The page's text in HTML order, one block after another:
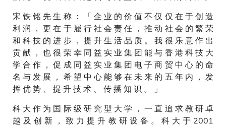
宋 铁 铭 先 生 称 ： 「 企 业 的 价 值 不 仅 仅 在 于 创 造
利 润 ， 更 在 于 履 行 社 会 责 任 ， 推 动 社 会 的 繁 荣
和 科 技 的 进 步 ， 提 升 生 活 品 质 。 我 很 乐 意 作 出
贡 献 ， 也 很 荣 幸 同 益 实 业 集 团 能 与 香 港 科 技 大
学 合 作 ， 促 成 同 益 实 业 集 团 电 子 商 贸 中 心 的 命
名 与 发 展 ， 希 望 中 心 能 够 在 未 来 的 五 年 内 ， 发
挥 优 势 、 提 升 技 术 、 传 播 知 识 。 」
科 大 作 为 国 际 级 研 究 型 大 学 ， 一 直 追 求 教 研 卓
越 及 创 新 ， 致 力 提 升 教 研 设 备 。 科 大 于 2001